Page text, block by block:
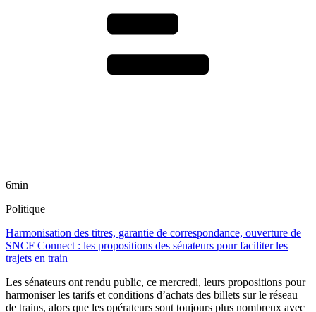
6min
Politique
Harmonisation des titres, garantie de correspondance, ouverture de
SNCF Connect : les propositions des sénateurs pour faciliter les
trajets en train
Les sénateurs ont rendu public, ce mercredi, leurs propositions pour
harmoniser les tarifs et conditions d’achats des billets sur le réseau
de trains, alors que les opérateurs sont toujours plus nombreux avec